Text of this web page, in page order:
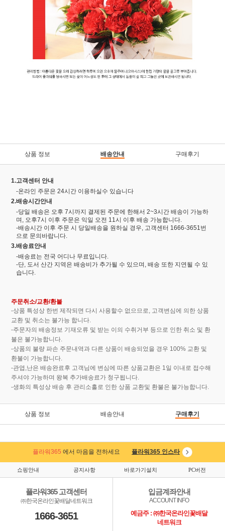
상품 정보 배송안내 구매후기
1.고객센터 안내
-온라인 주문은 24시간 이용하실수 있습니다
2.배송시간안내
-당일 배송은 오후 7시까지 결제된 주문에 한해서 2~3시간 배송이 가능하
며, 오후7시 이후 주문은 익일 오전 11시 이후 배송 가능합니다.
-배송시간 이후 주문 시 당일배송을 원하실 경우, 고객센터 1666-3651번
으로 문의바랍니다.
3.배송료안내
-배송료는 전국 어디나 무료입니다.
-단, 도서 산간 지역은 배송비가 추가될 수 있으며, 배송 또한 지연될 수 있
습니다.
주문취소/교환/환불
-상품 특성상 한번 제작되면 다시 사용할수 없으므로, 고객변심에 의한 상품
교환 및 취소는 불가능 합니다.
-주문자의 배송정보 기재오류 및 받는 이의 수취거부 등으로 인한 취소 및 환
불은 불가능합니다.
-상품의 불량 파손 주문내역과 다른 상품이 배송되었을 경우 100% 교환 및
환불이 가능합니다.
-관엽,난은 배송완료후 고객님에 변심에 따른 상품교환은 1일 이내로 접수해
주셔야 가능하며 왕복 추가배송료가 청구됩니다.
-생화의 특성상 배송 후 관리소홀로 인한 상품 교환및 환불은 불가능합니다.
상품 정보 배송안내 구매후기
플라워365 에서 마음을 전하세요 플라워365 인스타
쇼핑안내 공지사항 바로가기설치 PC버전
플라워365 고객센터
㈜한국온라인꽃배달네트워크
1666-3651
입금계좌안내
ACCOUNT INFO
예금주 : ㈜한국온라인꽃배달
네트워크